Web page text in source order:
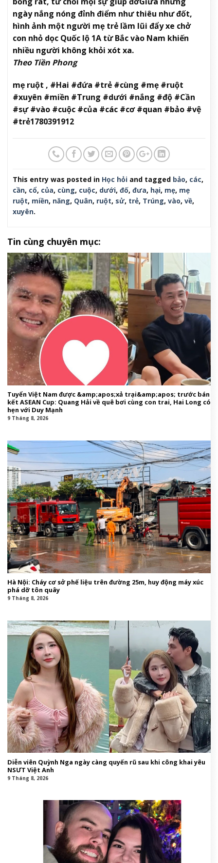
ngày nắng nóng đỉnh điểm như thiêu như đốt,
hình ảnh một người mẹ trẻ lầm lũi đẩy xe chở
con nhỏ dọc Quốc lộ 1A từ Bắc vào Nam khiến
nhiều người không khỏi xót xa.
Theo Tiền Phong
mẹ ruột , #Hai #đứa #trẻ #cùng #mẹ #ruột
#xuyên #miền #Trung #dưới #nắng #độ #Cần
#sự #vào #cuộc #của #các #cơ #quan #bảo #vệ
#trẻ1780391912
This entry was posted in Học hỏi and tagged bảo, các,
cần, cổ, của, cùng, cuộc, dưới, đố, đưa, hại, mẹ, mẹ
ruột, miền, năng, Quân, ruột, sử, trẻ, Trúng, vào, về,
xuyên.
Tin cùng chuyên mục:
Tuyển Việt Nam được &amp;apos;xả trại&amp;apos; trước bán
kết ASEAN Cup: Quang Hải về quê bơi cùng con trai, Hai Long có
hẹn với Duy Mạnh
9 Tháng 8, 2026
Hà Nội: Cháy cơ sở phế liệu trên đường 25m, huy động máy xúc
phá dỡ tôn quây
9 Tháng 8, 2026
Diễn viên Quỳnh Nga ngày càng quyến rũ sau khi công khai yêu
NSƯT Việt Anh
9 Tháng 8, 2026